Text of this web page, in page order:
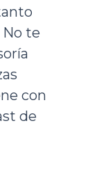
No te
con
de